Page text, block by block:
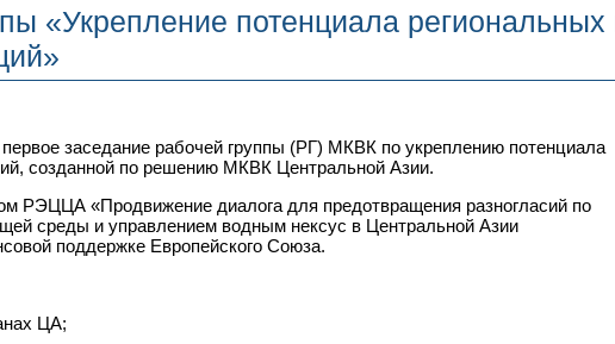
«Укрепление потенциала региональных
заседание рабочей группы (РГ) МКВК по укреплению потенциала
созданной по решению МКВК Центральной Азии.
РЭЦЦА «Продвижение диалога для предотвращения разногласий по
среды и управлением водным нексус в Центральной Азии
поддержке Европейского Союза.
ЦА;